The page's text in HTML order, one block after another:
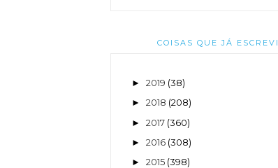
COISAS QUE JÁ ESCREVI
► 2019 (38)
► 2018 (208)
► 2017 (360)
► 2016 (308)
► 2015 (398)